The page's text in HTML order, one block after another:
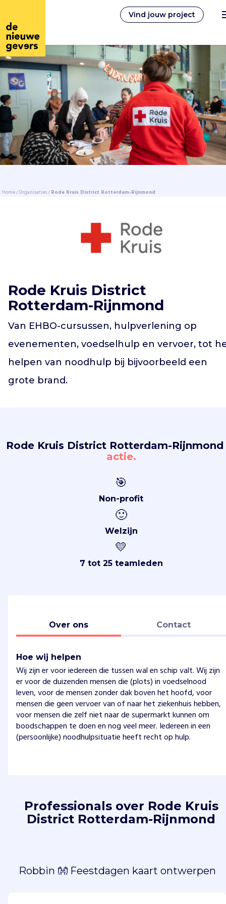
Vind jouw project
Nederlands
Vrijwilligerswerk
Vrijwilligers vinden
Over ons
Vind jouw project
Home/Organisaties/Rode Kruis District Rotterdam-Rijnmond
Rode Kruis District
Rotterdam-Rijnmond
Van EHBO-cursussen, hulpverlening op
evenementen, voedselhulp en vervoer, tot
helpen van noodhulp bij bijvoorbeeld een
grote brand.
Rode Kruis District Rotterdam-Rijnmond
actie.
🎯
Non-profit
🙂
Welzijn
💛
7 tot 25 teamleden
Over ons Contact
Hoe wij helpen
Wij zijn er voor iedereen die tussen wal en schip valt. Wij zijn
er voor de duizenden mensen die (plots) in voedselnood
leven, voor de mensen zonder dak boven het hoofd, voor
mensen die geen vervoer van of naar het ziekenhuis hebben,
voor mensen die zelf niet naar de supermarkt kunnen om
boodschappen te doen en nog veel meer. Iedereen in een
(persoonlijke) noodhulpsituatie heeft recht op hulp.
Professionals over Rode Kruis
District Rotterdam-Rijnmond
Robbin 👐 Feestdagen kaart ontwerpen